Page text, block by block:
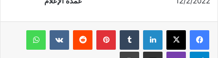
فيسبوك لينكدإن بينتيريست